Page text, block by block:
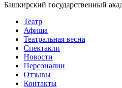
Башкирский государственный
Театр
Афиша
Театральная весна
Спектакли
Новости
Персоналии
Отзывы
Контакты